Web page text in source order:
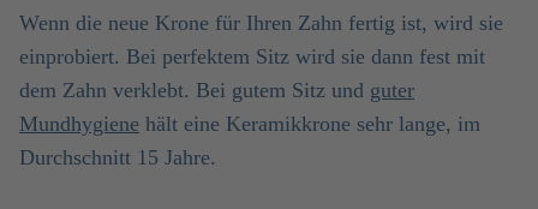
Wenn die neue Krone für Ihren Zahn fertig ist, wird sie
einprobiert. Bei perfektem Sitz wird sie dann fest mit
dem Zahn verklebt. Bei gutem Sitz und guter
Mundhygiene hält eine Keramikkrone sehr lange, im
Durchschnitt 15 Jahre.